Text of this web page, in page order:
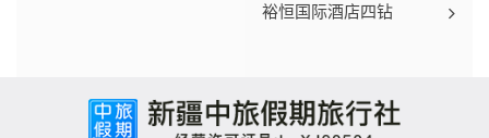
裕恒国际酒店四钻